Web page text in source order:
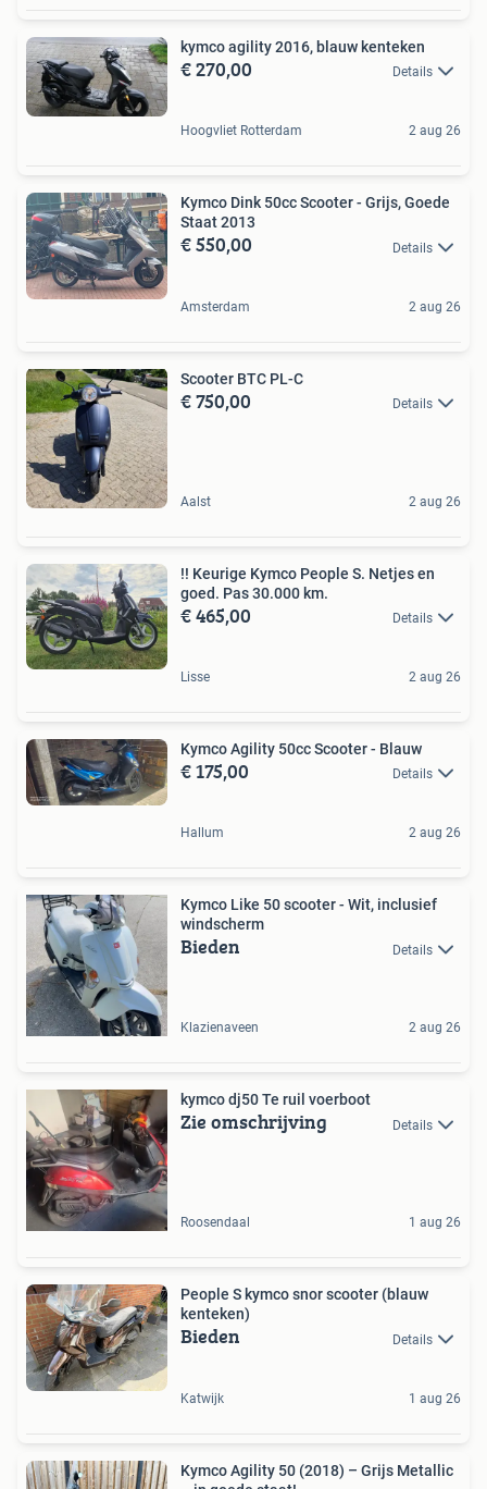
kymco agility 2016, blauw kenteken
€ 270,00 Details
Hoogvliet Rotterdam 2 aug 26
Kymco Dink 50cc Scooter - Grijs, Goede
Staat 2013
€ 550,00 Details
Amsterdam 2 aug 26
Scooter BTC PL-C
€ 750,00 Details
Aalst 2 aug 26
!! Keurige Kymco People S. Netjes en
goed. Pas 30.000 km.
€ 465,00 Details
Lisse 2 aug 26
Kymco Agility 50cc Scooter - Blauw
€ 175,00 Details
Hallum 2 aug 26
Kymco Like 50 scooter - Wit, inclusief
windscherm
Bieden Details
Klazienaveen 2 aug 26
kymco dj50 Te ruil voerboot
Zie omschrijving Details
Roosendaal 1 aug 26
People S kymco snor scooter (blauw
kenteken)
Bieden Details
Katwijk 1 aug 26
Kymco Agility 50 (2018) – Grijs Metallic